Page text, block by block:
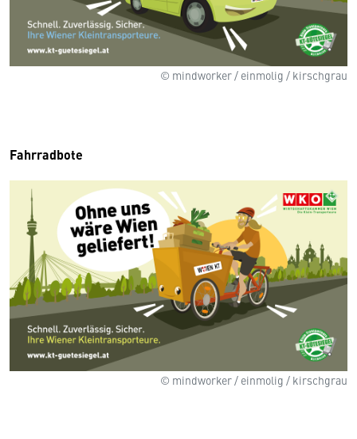
© mindworker / einmolig / kirschgrau
Fahrradbote
© mindworker / einmolig / kirschgrau